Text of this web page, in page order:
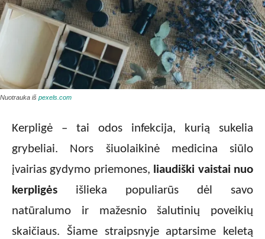
Nuotrauka iš pexels.com
Kerpligė – tai odos infekcija, kurią sukelia
grybeliai. Nors šiuolaikinė medicina siūlo
įvairias gydymo priemones, liaudiški vaistai nuo
kerpligės išlieka populiarūs dėl savo
natūralumo ir mažesnio šalutinių poveikių
skaičiaus. Šiame straipsnyje aptarsime keletą